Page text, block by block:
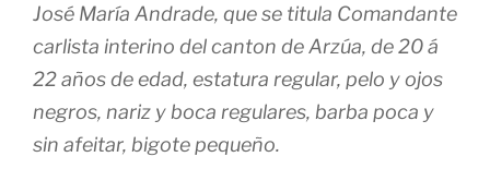
José María Andrade, que se titula Comandante
carlista interino del canton de Arzúa, de 20 á
22 años de edad, estatura regular, pelo y ojos
negros, nariz y boca regulares, barba poca y
sin afeitar, bigote pequeño.